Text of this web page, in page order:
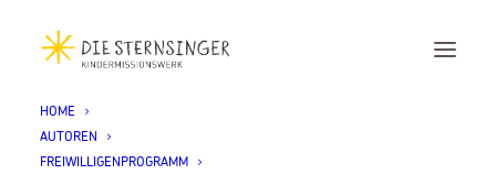
HOME
AUTOREN
FREIWILLIGENPROGRAMM
Ein Jahr für dich. Ein Jahr für andere.